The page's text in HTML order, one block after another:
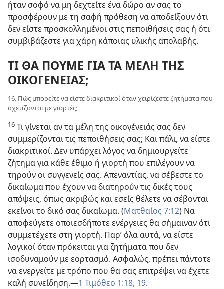
ήταν σοφό να μη δεχτείτε ένα δώρο αν σας το
προσφέρουν με τη σαφή πρόθεση να αποδείξουν ότι
δεν είστε προσκολλημένοι στις πεποιθήσεις σας ή ότι
συμβιβάζεστε για χάρη κάποιας υλικής απολαβής.
ΤΙ ΘΑ ΠΟΥΜΕ ΓΙΑ ΤΑ ΜΕΛΗ ΤΗΣ
ΟΙΚΟΓΕΝΕΙΑΣ;
16. Πώς μπορείτε να είστε διακριτικοί όταν χειρίζεστε ζητήματα που
σχετίζονται με γιορτές;
16 Τι γίνεται αν τα μέλη της οικογένειάς σας δεν
συμμερίζονται τις πεποιθήσεις σας; Και πάλι, να είστε
διακριτικοί. Δεν υπάρχει λόγος να δημιουργείτε
ζήτημα για κάθε έθιμο ή γιορτή που επιλέγουν να
τηρούν οι συγγενείς σας. Απεναντίας, να σέβεστε το
δικαίωμα που έχουν να διατηρούν τις δικές τους
απόψεις, όπως ακριβώς και εσείς θέλετε να σέβονται
εκείνοι το δικό σας δικαίωμα. (Ματθαίος 7:12) Να
αποφεύγετε οποιεσδήποτε ενέργειες θα σήμαιναν ότι
συμμετέχετε στη γιορτή. Παρ’ όλα αυτά, να είστε
λογικοί όταν πρόκειται για ζητήματα που δεν
ισοδυναμούν με εορτασμό. Ασφαλώς, πρέπει πάντοτε
να ενεργείτε με τρόπο που θα σας επιτρέψει να έχετε
καλή συνείδηση.—1 Τιμόθεο 1:18, 19.